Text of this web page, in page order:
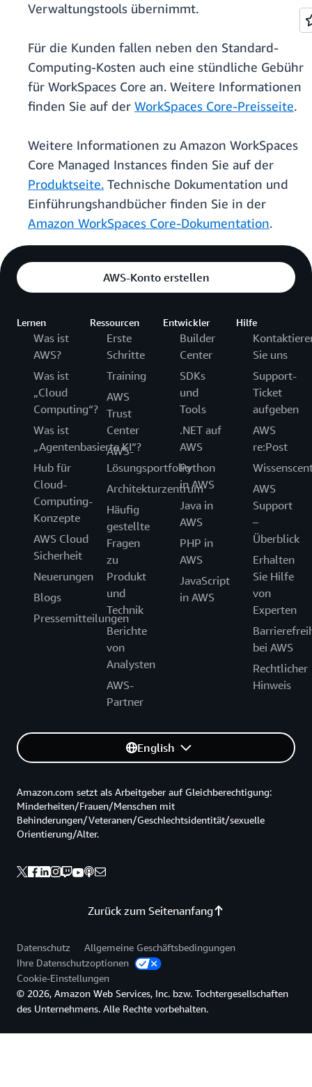
Verwaltungstools übernimmt.
Für die Kunden fallen neben den Standard-
Computing-Kosten auch eine stündliche Gebühr
für WorkSpaces Core an. Weitere Informationen
finden Sie auf der WorkSpaces Core-Preisseite.
Weitere Informationen zu Amazon WorkSpaces
Core Managed Instances finden Sie auf der
Produktseite. Technische Dokumentation und
Einführungshandbücher finden Sie in der
Amazon WorkSpaces Core-Dokumentation.
AWS-Konto erstellen
Lernen
Was ist
AWS?
Was ist
„Cloud
Computing“?
Was ist
„Agentenbasierte KI“?
Hub für
Cloud-
Computing-
Konzepte
AWS Cloud
Sicherheit
Neuerungen
Blogs
Pressemitteilungen
Ressourcen
Erste
Schritte
Training
AWS
Trust
Center
AWS-
Lösungsportfolio
Architekturzentrum
Häufig
gestellte
Fragen
zu
Produkt
und
Technik
Berichte
von
Analysten
AWS-
Partner
Entwickler
Builder
Center
SDKs
und
Tools
.NET auf
AWS
Python
in AWS
Java in
AWS
PHP in
AWS
JavaScript
in AWS
Hilfe
Sie uns
Support-
Ticket
aufgeben
AWS
re:Post
AWS
Support
–
Überblick
Erhalten
Sie Hilfe
von
Experten
bei AWS
Rechtlicher
Hinweis
English
Zurück zum Seitenanfang
Amazon.com setzt als Arbeitgeber auf Gleichberechtigung:
Minderheiten/Frauen/Menschen mit
Behinderungen/Veteranen/Geschlechtsidentität/sexuelle
Orientierung/Alter.
Datenschutz
Allgemeine Geschäftsbedingungen
Ihre Datenschutzoptionen
Cookie-Einstellungen
© 2026, Amazon Web Services, Inc. bzw. Tochtergesellschaften
des Unternehmens. Alle Rechte vorbehalten.